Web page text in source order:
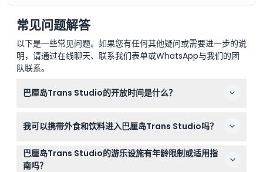
常见问题解答
以下是一些常见问题。如果您有任何其他疑问或需要进一步的说
明，请通过在线聊天、联系我们表单或WhatsApp与我们的团
队联系。
巴厘岛Trans Studio的开放时间是什么？
午6:00，周末开放时间为上午11:00至下午7:00（中印尼时
在预订时确认）。
我可以携带外食和饮料进入巴厘岛Trans Studio吗？
不可以，巴厘岛Trans Studio内不允许携带外食和饮料，
请准备在商场或乐园内购买餐点和零食。
巴厘岛Trans Studio的游乐设施有年龄限制或适用指
南吗？